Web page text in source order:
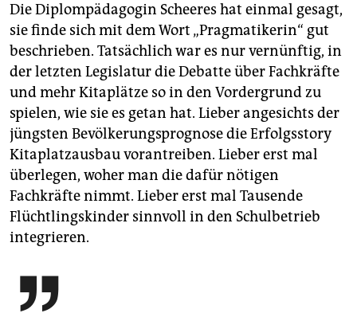
Die Diplompädagogin Scheeres hat einmal gesagt,
sie finde sich mit dem Wort „Pragmatikerin“ gut
beschrieben. Tatsächlich war es nur vernünftig, in
der letzten Legislatur die Debatte über Fachkräfte
und mehr Kitaplätze so in den Vordergrund zu
spielen, wie sie es getan hat. Lieber angesichts der
jüngsten Bevölkerungsprognose die Erfolgsstory
Kitaplatzausbau vorantreiben. Lieber erst mal
überlegen, woher man die dafür nötigen
Fachkräfte nimmt. Lieber erst mal Tausende
Flüchtlingskinder sinnvoll in den Schulbetrieb
integrieren.
